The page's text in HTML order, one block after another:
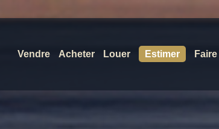
Vendre Acheter Louer Estimer